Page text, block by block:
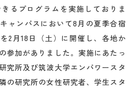
るプログラムを実施しておりま
ャンパスにおいて8月の夏季合宿
2月18日（土）に開催し、各地か
参加がありました。実施にあたっ
究所及び筑波大学エンパワースタ
の研究所の女性研究者、学生スタ